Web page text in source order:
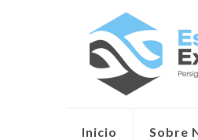
Inicio Sobre